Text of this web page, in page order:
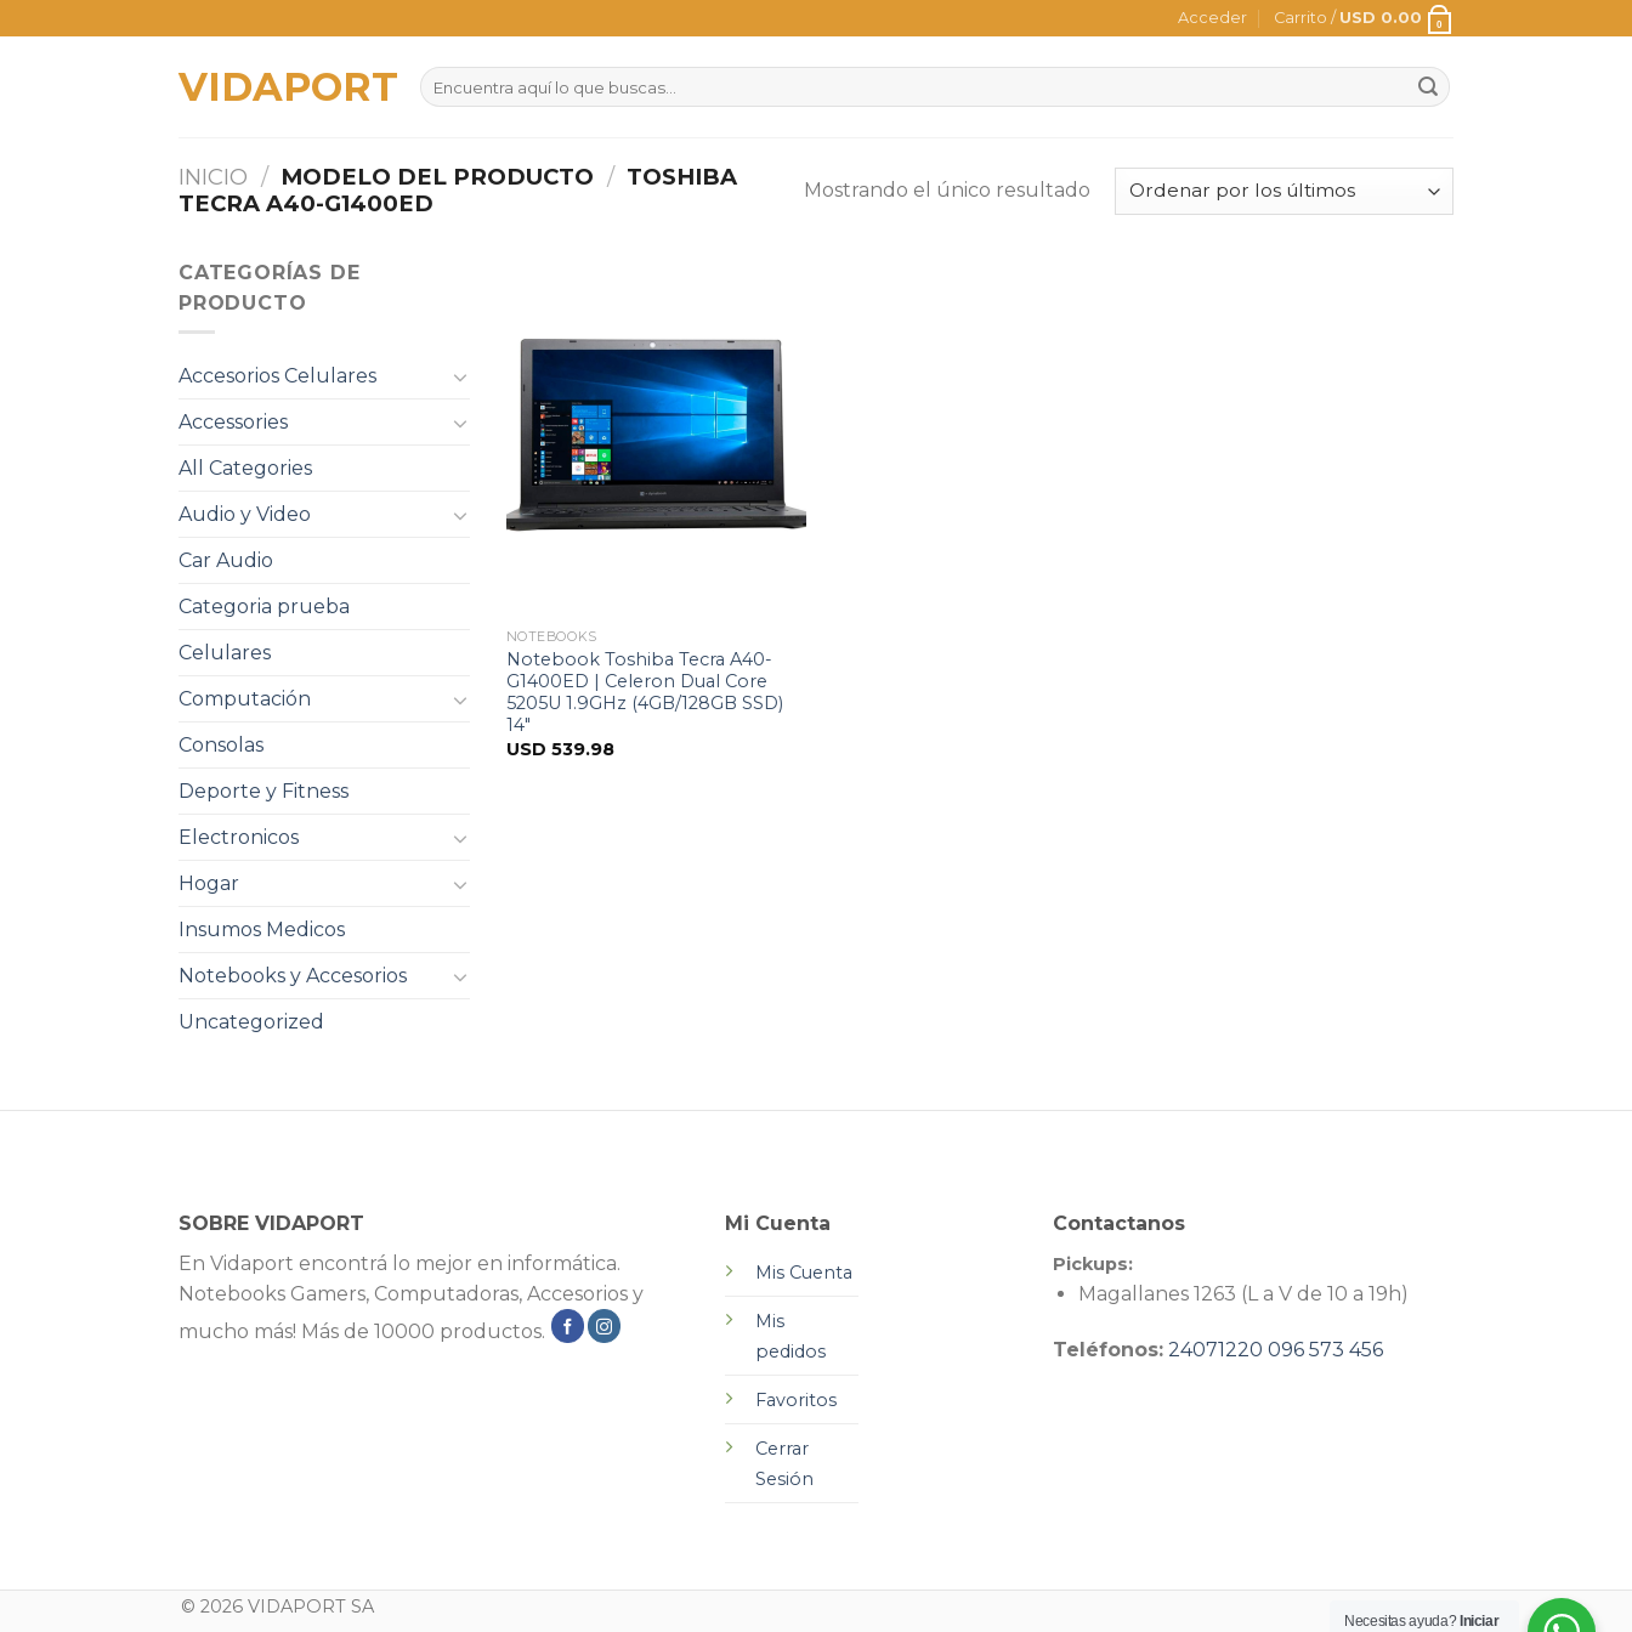
to
Acceder Carrito / USD 0.00 0
VIDAPORT
Buscar
por:
INICIO / MODELO DEL PRODUCTO / TOSHIBA
TECRA A40-G1400ED
Mostrando el único resultado
CATEGORÍAS DE
PRODUCTO
Accesorios Celulares
Accessories
All Categories
Audio y Video
Car Audio
Categoria prueba
Celulares
Computación
Consolas
Deporte y Fitness
Electronicos
Hogar
Insumos Medicos
Notebooks y Accesorios
Uncategorized
NOTEBOOKS
Notebook Toshiba Tecra A40-
G1400ED | Celeron Dual Core
5205U 1.9GHz (4GB/128GB SSD)
14″
USD 539.98
SOBRE VIDAPORT
En Vidaport encontrá lo mejor en informática.
Notebooks Gamers, Computadoras, Accesorios y
mucho más! Más de 10000 productos.
Mi Cuenta
Mis Cuenta
Mis
pedidos
Favoritos
Cerrar
Sesión
Contactanos
Pickups:
Magallanes 1263 (L a V de 10 a 19h)
Teléfonos: 24071220 096 573 456
© 2026 VIDAPORT SA
Necesitas ayuda? Iniciar